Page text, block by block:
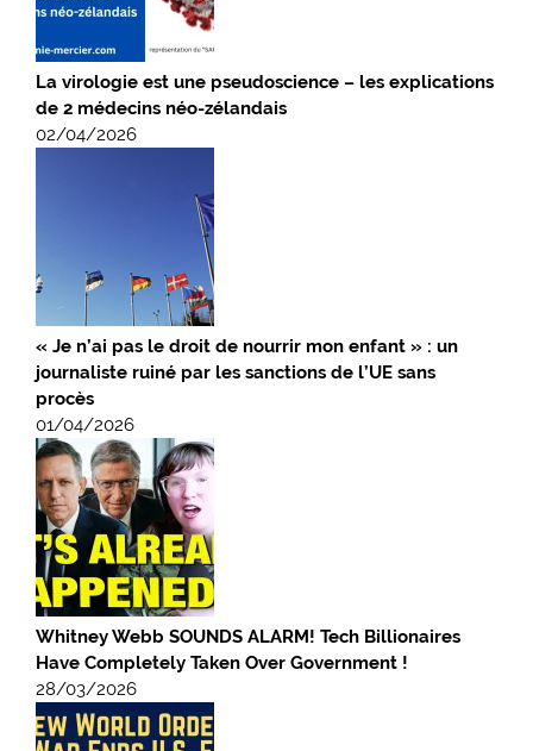
La virologie est une pseudoscience – les explications
de 2 médecins néo-zélandais
02/04/2026
« Je n’ai pas le droit de nourrir mon enfant » : un
journaliste ruiné par les sanctions de l’UE sans
procès
01/04/2026
Whitney Webb SOUNDS ALARM! Tech Billionaires
Have Completely Taken Over Government !
28/03/2026